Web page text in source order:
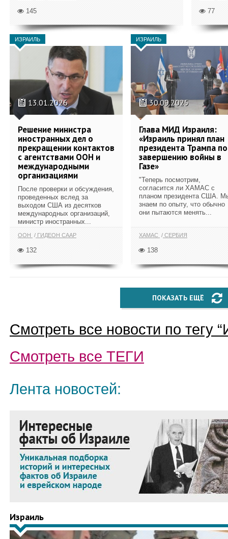
145 77
ИЗРАИЛЬ
13.01.2026
Решение министра
иностранных дел о
прекращении контактов
с агентствами ООН и
международными
организациями
После проверки и обсуждения,
проведенных вслед за
выходом США из десятков
международных организаций,
министр иностранных...
ООН ГИДЕОН СААР
132
ИЗРАИЛЬ
30.09.2025
Глава МИД Израиля:
«Израиль принял план
президента Трампа по
завершению войны в
Газе»
"Теперь посмотрим,
согласится ли ХАМАС с
планом президента США.
знаем по опыту, что обычно
они пытаются менять...
ХАМАС СЕРБИЯ
138
ПОКАЗАТЬ ЕЩЁ
Смотреть все новости по тегу “
Смотреть все ТЕГИ
Лента новостей:
Израиль